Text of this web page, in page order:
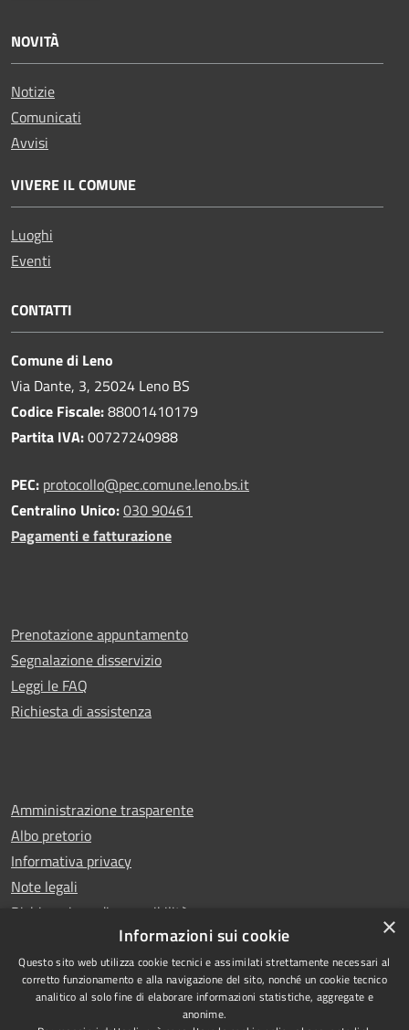
NOVITÀ
Notizie
Comunicati
Avvisi
VIVERE IL COMUNE
Luoghi
Eventi
CONTATTI
Comune di Leno
Via Dante, 3, 25024 Leno BS
Codice Fiscale:88001410179
Partita IVA:00727240988
PEC: protocollo@pec.comune.leno.bs.it
Centralino Unico:030 90461
Pagamenti e fatturazione
Prenotazione appuntamento
Segnalazione disservizio
Leggi le FAQ
Richiesta di assistenza
Amministrazione trasparente
Albo pretorio
Informativa privacy
Note legali
Dichiarazione di accessibilità
RSS
Copyright © 2026 • Comune di
×
Informazioni sui cookie
Questo sito web utilizza cookie tecnici e assimilati strettamente necessari al
corretto funzionamento e alla navigazione del sito, nonché un cookie tecnico
analitico al solo fine di elaborare informazioni statistiche, aggregate e
anonime.